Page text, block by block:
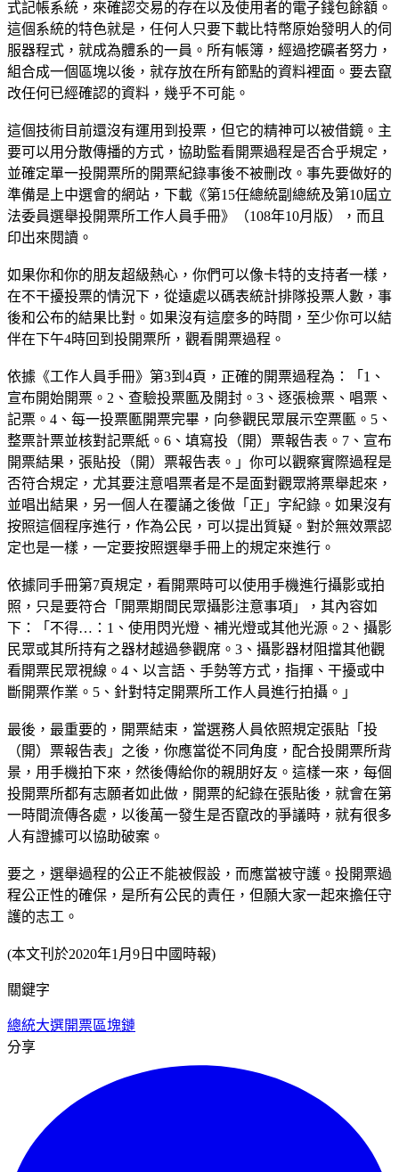
式記帳系統，來確認交易的存在以及使用者的電子錢包餘額。
這個系統的特色就是，任何人只要下載比特幣原始發明人的伺
服器程式，就成為體系的一員。所有帳簿，經過挖礦者努力，
組合成一個區塊以後，就存放在所有節點的資料裡面。要去竄
改任何已經確認的資料，幾乎不可能。
這個技術目前還沒有運用到投票，但它的精神可以被借鏡。主
要可以用分散傳播的方式，協助監看開票過程是否合乎規定，
並確定單一投開票所的開票紀錄事後不被刪改。事先要做好的
準備是上中選會的網站，下載《第15任總統副總統及第10屆立
法委員選舉投開票所工作人員手冊》（108年10月版），而且
印出來閱讀。
如果你和你的朋友超級熱心，你們可以像卡特的支持者一樣，
在不干擾投票的情況下，從遠處以碼表統計排隊投票人數，事
後和公布的結果比對。如果沒有這麼多的時間，至少你可以結
伴在下午4時回到投開票所，觀看開票過程。
依據《工作人員手冊》第3到4頁，正確的開票過程為：「1、
宣布開始開票。2、查驗投票匭及開封。3、逐張檢票、唱票、
記票。4、每一投票匭開票完畢，向參觀民眾展示空票匭。5、
整票計票並核對記票紙。6、填寫投（開）票報告表。7、宣布
開票結果，張貼投（開）票報告表。」你可以觀察實際過程是
否符合規定，尤其要注意唱票者是不是面對觀眾將票舉起來，
並唱出結果，另一個人在覆誦之後做「正」字紀錄。如果沒有
按照這個程序進行，作為公民，可以提出質疑。對於無效票認
定也是一樣，一定要按照選舉手冊上的規定來進行。
依據同手冊第7頁規定，看開票時可以使用手機進行攝影或拍
照，只是要符合「開票期間民眾攝影注意事項」，其內容如
下：「不得…：1、使用閃光燈、補光燈或其他光源。2、攝影
民眾或其所持有之器材越過參觀席。3、攝影器材阻擋其他觀
看開票民眾視線。4、以言語、手勢等方式，指揮、干擾或中
斷開票作業。5、針對特定開票所工作人員進行拍攝。」
最後，最重要的，開票結束，當選務人員依照規定張貼「投
（開）票報告表」之後，你應當從不同角度，配合投開票所背
景，用手機拍下來，然後傳給你的親朋好友。這樣一來，每個
投開票所都有志願者如此做，開票的紀錄在張貼後，就會在第
一時間流傳各處，以後萬一發生是否竄改的爭議時，就有很多
人有證據可以協助破案。
要之，選舉過程的公正不能被假設，而應當被守護。投開票過
程公正性的確保，是所有公民的責任，但願大家一起來擔任守
護的志工。
(本文刊於2020年1月9日中國時報)
關鍵字
總統大選開票區塊鏈
分享